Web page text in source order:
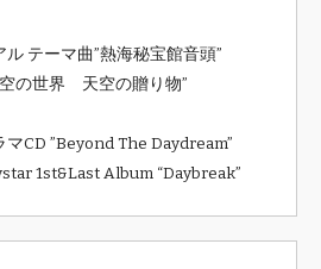
テーマ曲”熱海秘宝館音頭”
の世界 天空の贈り物”
CD ”Beyond The Daydream”
1st&Last Album “Daybreak”